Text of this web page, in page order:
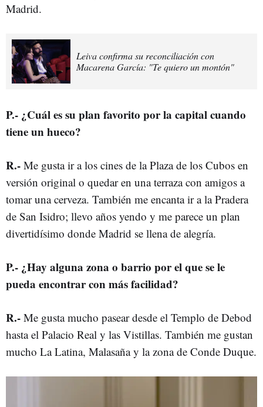
Madrid.
Leiva confirma su reconciliación con
Macarena García: "Te quiero un montón"
P.- ¿Cuál es su plan favorito por la capital cuando
tiene un hueco?
R.- Me gusta ir a los cines de la Plaza de los Cubos en
versión original o quedar en una terraza con amigos a
tomar una cerveza. También me encanta ir a la Pradera
de San Isidro; llevo años yendo y me parece un plan
divertidísimo donde Madrid se llena de alegría.
P.- ¿Hay alguna zona o barrio por el que se le
pueda encontrar con más facilidad?
R.- Me gusta mucho pasear desde el Templo de Debod
hasta el Palacio Real y las Vistillas. También me gustan
mucho La Latina, Malasaña y la zona de Conde Duque.